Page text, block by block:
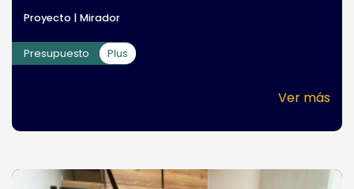
Proyecto | Mirador
Presupuesto Plus
Ver más